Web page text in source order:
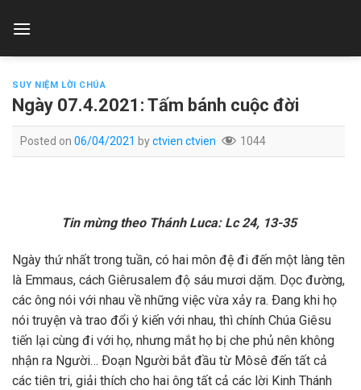
SUY NIỆM LỜI CHÚA
Ngày 07.4.2021: Tấm bánh cuộc đời
Posted on 06/04/2021 byctvien ctvien 1044
Tin mừng theo Thánh Luca: Lc 24, 13-35
Ngày thứ nhất trong tuần, có hai môn đệ đi đến một làng tên
là Emmaus, cách Giêrusalem độ sáu mươi dặm. Dọc đường,
các ông nói với nhau về những việc vừa xảy ra. Ðang khi họ
nói truyện và trao đổi ý kiến với nhau, thì chính Chúa Giêsu
tiến lại cùng đi với họ, nhưng mắt họ bị che phủ nên không
nhận ra Người… Ðoạn Người bắt đầu từ Môsê đến tất cả
các tiên tri, giải thích cho hai ông tất cả các lời Kinh Thánh